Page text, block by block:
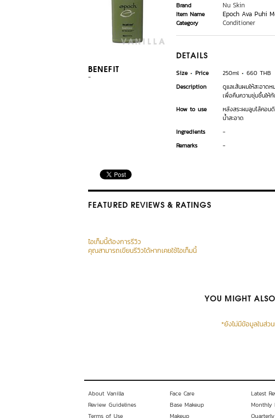
BENEFIT
-
Brand Nu Skin
Item Name Epoch Ava Puhi
Category Conditioner
DETAILS
Size Price 250ml
660 THB
Description
ดูแลเส้นผมให้สะอาด
เพื่อคืนความชุ่มชื้นให้
How to use
หลังสระผมลูบไล้คอน
น้ำสะอาด
Ingredients
-
Remarks
-
FEATURED REVIEWS & RATINGS
ไอเท็มนี้ต้องการรีวิว
คุณสามารถเขียนรีวิวได้หากเคยใช้ไอเท็มนี้
YOU MIGHT
*ยังไม่มีข้อมูลในส่ว
About Vanilla
Review Guidelines
Terms of Use
Face Care
Base Makeup
Makeup
Latest
Monthly